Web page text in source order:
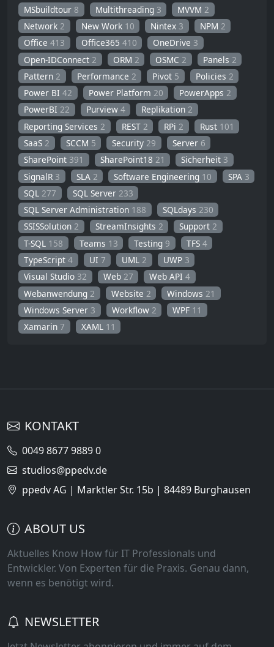
MSbuildtour 8 Multithreading 3 MVVM 2
Network2 New Work 10 Nintex 3 NPM 2
Office413 Office365 410 OneDrive 3
Open-IDConnect 2 ORM 2 OSMC 2 Panels 2
Pattern2 Performance 2 Pivot 5 Policies 2
Power BI42 Power Platform 20 PowerApps2
PowerBI22 Purview 4 Replikation2
Reporting Services 2 REST 2 RPi 2 Rust 101
SaaS2 SCCM 5 Security29 Server 6
SharePoint 391 SharePoint18 21 Sicherheit 3
SignalR 3 SLA 2 Software Engineering 10 SPA 3
SQL277 SQL Server 233
SQL Server Administration 188 SQLdays 230
SSISSolution2 StreamInsights 2 Support2
T-SQL 158 Teams 13 Testing 9 TFS 4
TypeScript4 UI 7 UML2 UWP 3
Visual Studio 32 Web 27 Web API4
Webanwendung 2 Website 2 Windows 21
Windows Server 3 Workflow 2 WPF 11
Xamarin7 XAML 11
KONTAKT
0049 8677 9889 0
studios@ppedv.de
ppedv AG | Marktler Str. 15b | 84489 Burghausen
ABOUT US
Aktuelles Know How für IT Professionals und
Entwickler. Von Experten für die Praxis. Genau dann,
wenn es benötigt wird.
NEWSLETTER